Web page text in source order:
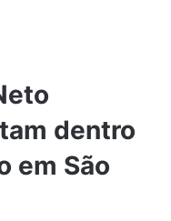
dentro
em São